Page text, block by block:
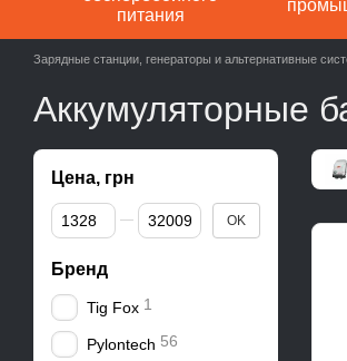
питания
Зарядные станции, генераторы и альтернативные
Аккумуляторные
Цена, грн
От Цена, грн
До Цена, грн OK
Бренд
Tig Fox 1
Pylontech 56